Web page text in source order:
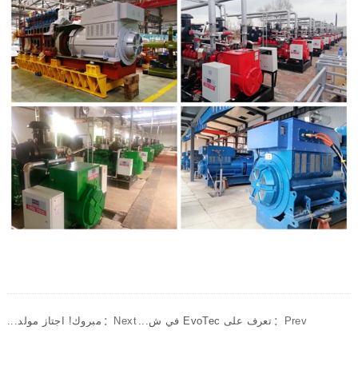
Next： مبروك! اجتاز مولد... Prev： تعرف على EvoTec في ش...